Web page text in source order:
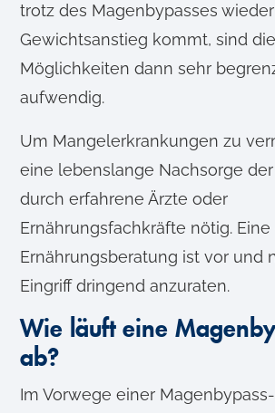
trotz des Magenbypasses
Gewichtsanstieg kommt, sind
Möglichkeiten dann sehr
aufwendig.
Um Mangelerkrankungen zu
eine lebenslange Nachsorge
durch erfahrene Ärzte oder
Ernährungsfachkräfte nötig.
Ernährungsberatung ist vor und
Eingriff dringend anzuraten.
Wie läuft eine
ab?
Im Vorwege einer